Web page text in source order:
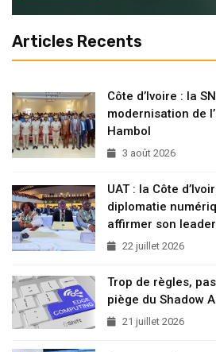
Articles Recents
Côte d’Ivoire : la
modernisation de
Hambol
3 août 2026
UAT : la Côte
diplomatie
affirmer son
22 juillet 2026
Trop de règles,
piège du Shadow
21 juillet 2026